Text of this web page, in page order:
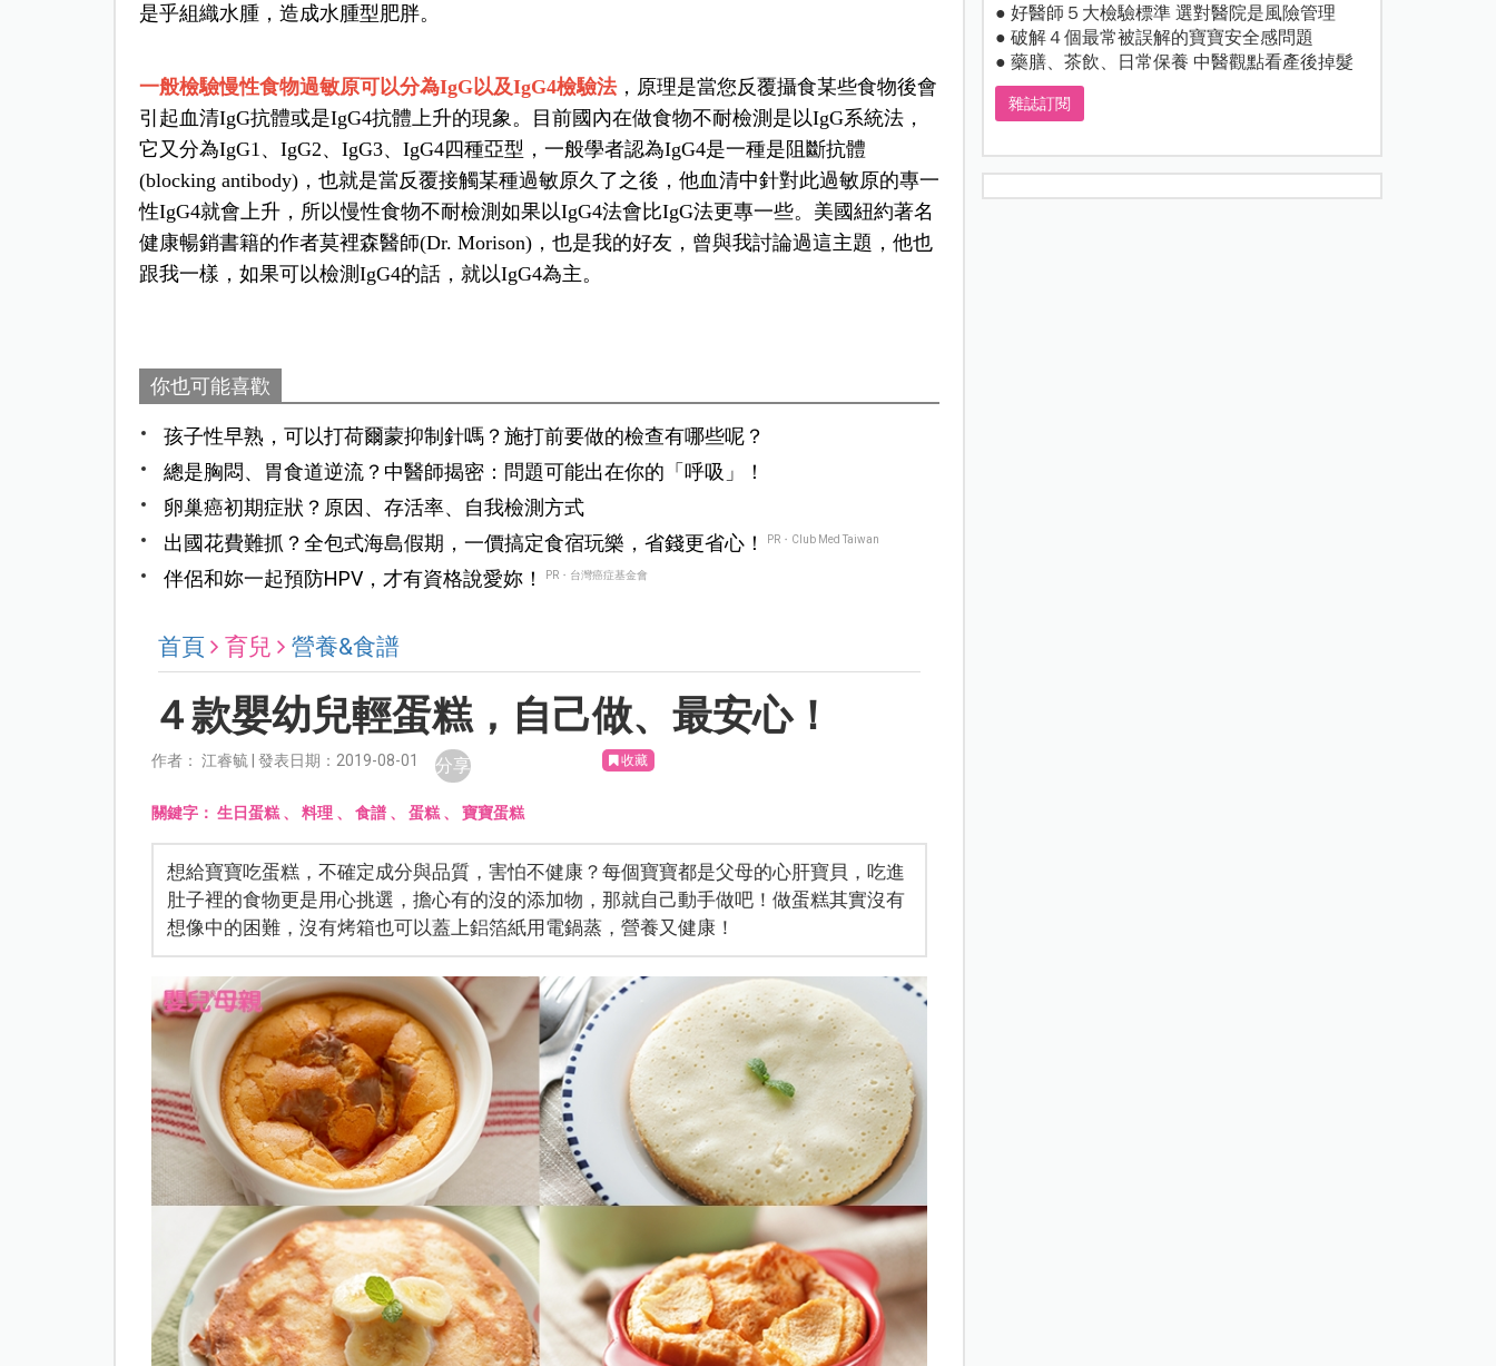
是乎組織水腫，造成水腫型肥胖。
一般檢驗慢性食物過敏原可以分為IgG以及IgG4檢驗法，原理是當您反覆攝食某些食物後會
引起血清IgG抗體或是IgG4抗體上升的現象。目前國內在做食物不耐檢測是以IgG系統法，
它又分為IgG1、IgG2、IgG3、IgG4四種亞型，一般學者認為IgG4是一種是阻斷抗體
(blocking antibody)，也就是當反覆接觸某種過敏原久了之後，他血清中針對此過敏原的專一
性IgG4就會上升，所以慢性食物不耐檢測如果以IgG4法會比IgG法更專一些。美國紐約著名
健康暢銷書籍的作者莫裡森醫師(Dr. Morison)，也是我的好友，曾與我討論過這主題，他也
跟我一樣，如果可以檢測IgG4的話，就以IgG4為主。
你也可能喜歡
孩子性早熟，可以打荷爾蒙抑制針嗎？施打前要做的檢查有哪些呢？
總是胸悶、胃食道逆流？中醫師揭密：問題可能出在你的「呼吸」！
卵巢癌初期症狀？原因、存活率、自我檢測方式
出國花費難抓？全包式海島假期，一價搞定食宿玩樂，省錢更省心！
PR・Club Med Taiwan
伴侶和妳一起預防HPV，才有資格說愛妳！ PR・台灣癌症基金會
首頁 育兒 營養&食譜
４款嬰幼兒輕蛋糕，自己做、最安心！
作者： 江睿毓 | 發表日期：2019-08-01 分享 收藏
關鍵字：生日蛋糕 、料理 、食譜 、蛋糕 、寶寶蛋糕
想給寶寶吃蛋糕，不確定成分與品質，害怕不健康？每個寶寶都是父母的心肝寶貝，吃進
肚子裡的食物更是用心挑選，擔心有的沒的添加物，那就自己動手做吧！做蛋糕其實沒有
想像中的困難，沒有烤箱也可以蓋上鋁箔紙用電鍋蒸，營養又健康！
● 好醫師５大檢驗標準 選對醫院是風險管理
● 破解４個最常被誤解的寶寶安全感問題
● 藥膳、茶飲、日常保養 中醫觀點看產後掉髮
雜誌訂閱